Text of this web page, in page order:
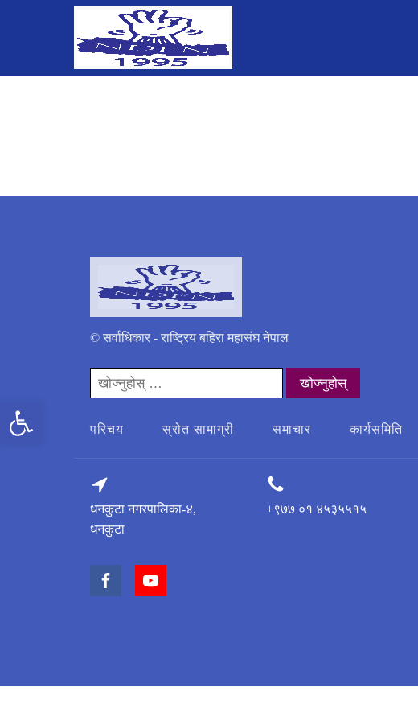
© सर्वाधिकार - राष्ट्रिय बहिरा महासंघ नेपाल
यसको
लागी
खोज्नुहोस्:
परिचय स्रोत सामाग्री समाचार कार्यसमिति
धनकुटा नगरपालिका-४,
धनकुटा
+९७७ ०१ ४५३५५१५
उपकरणपट्टी खोल्नुहोस्